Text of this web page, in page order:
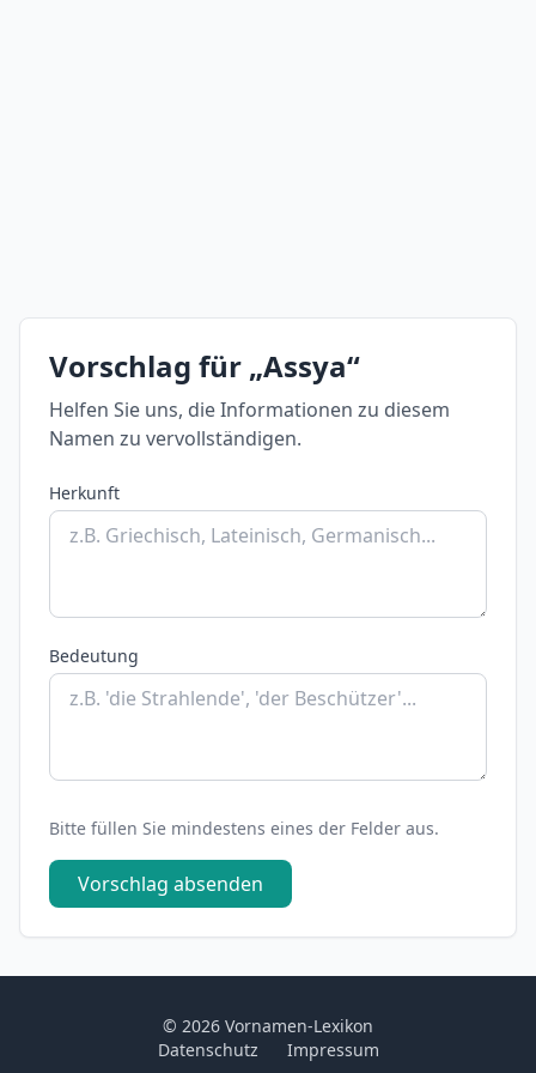
Vorschlag für „Assya“
Helfen Sie uns, die Informationen zu diesem
Namen zu vervollständigen.
Herkunft
Bedeutung
Bitte füllen Sie mindestens eines der Felder aus.
Vorschlag absenden
© 2026 Vornamen-Lexikon
Datenschutz
Impressum